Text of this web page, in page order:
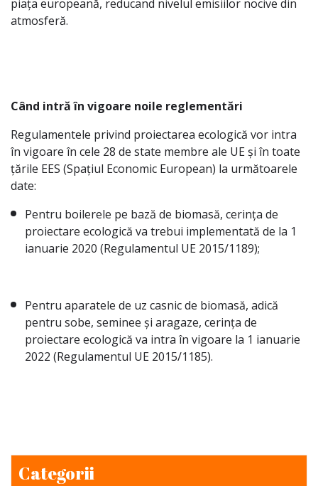
piața europeană, reducand nivelul emisiilor nocive din
atmosferă.
Când intră în vigoare noile reglementări
Regulamentele privind proiectarea ecologică vor intra
în vigoare în cele 28 de state membre ale UE și în toate
țările EES (Spațiul Economic European) la următoarele
date:
Pentru boilerele pe bază de biomasă, cerința de
proiectare ecologică va trebui implementată de la 1
ianuarie 2020 (Regulamentul UE 2015/1189);
Pentru aparatele de uz casnic de biomasă, adică
pentru sobe, seminee și aragaze, cerința de
proiectare ecologică va intra în vigoare la 1 ianuarie
2022 (Regulamentul UE 2015/1185).
Categorii